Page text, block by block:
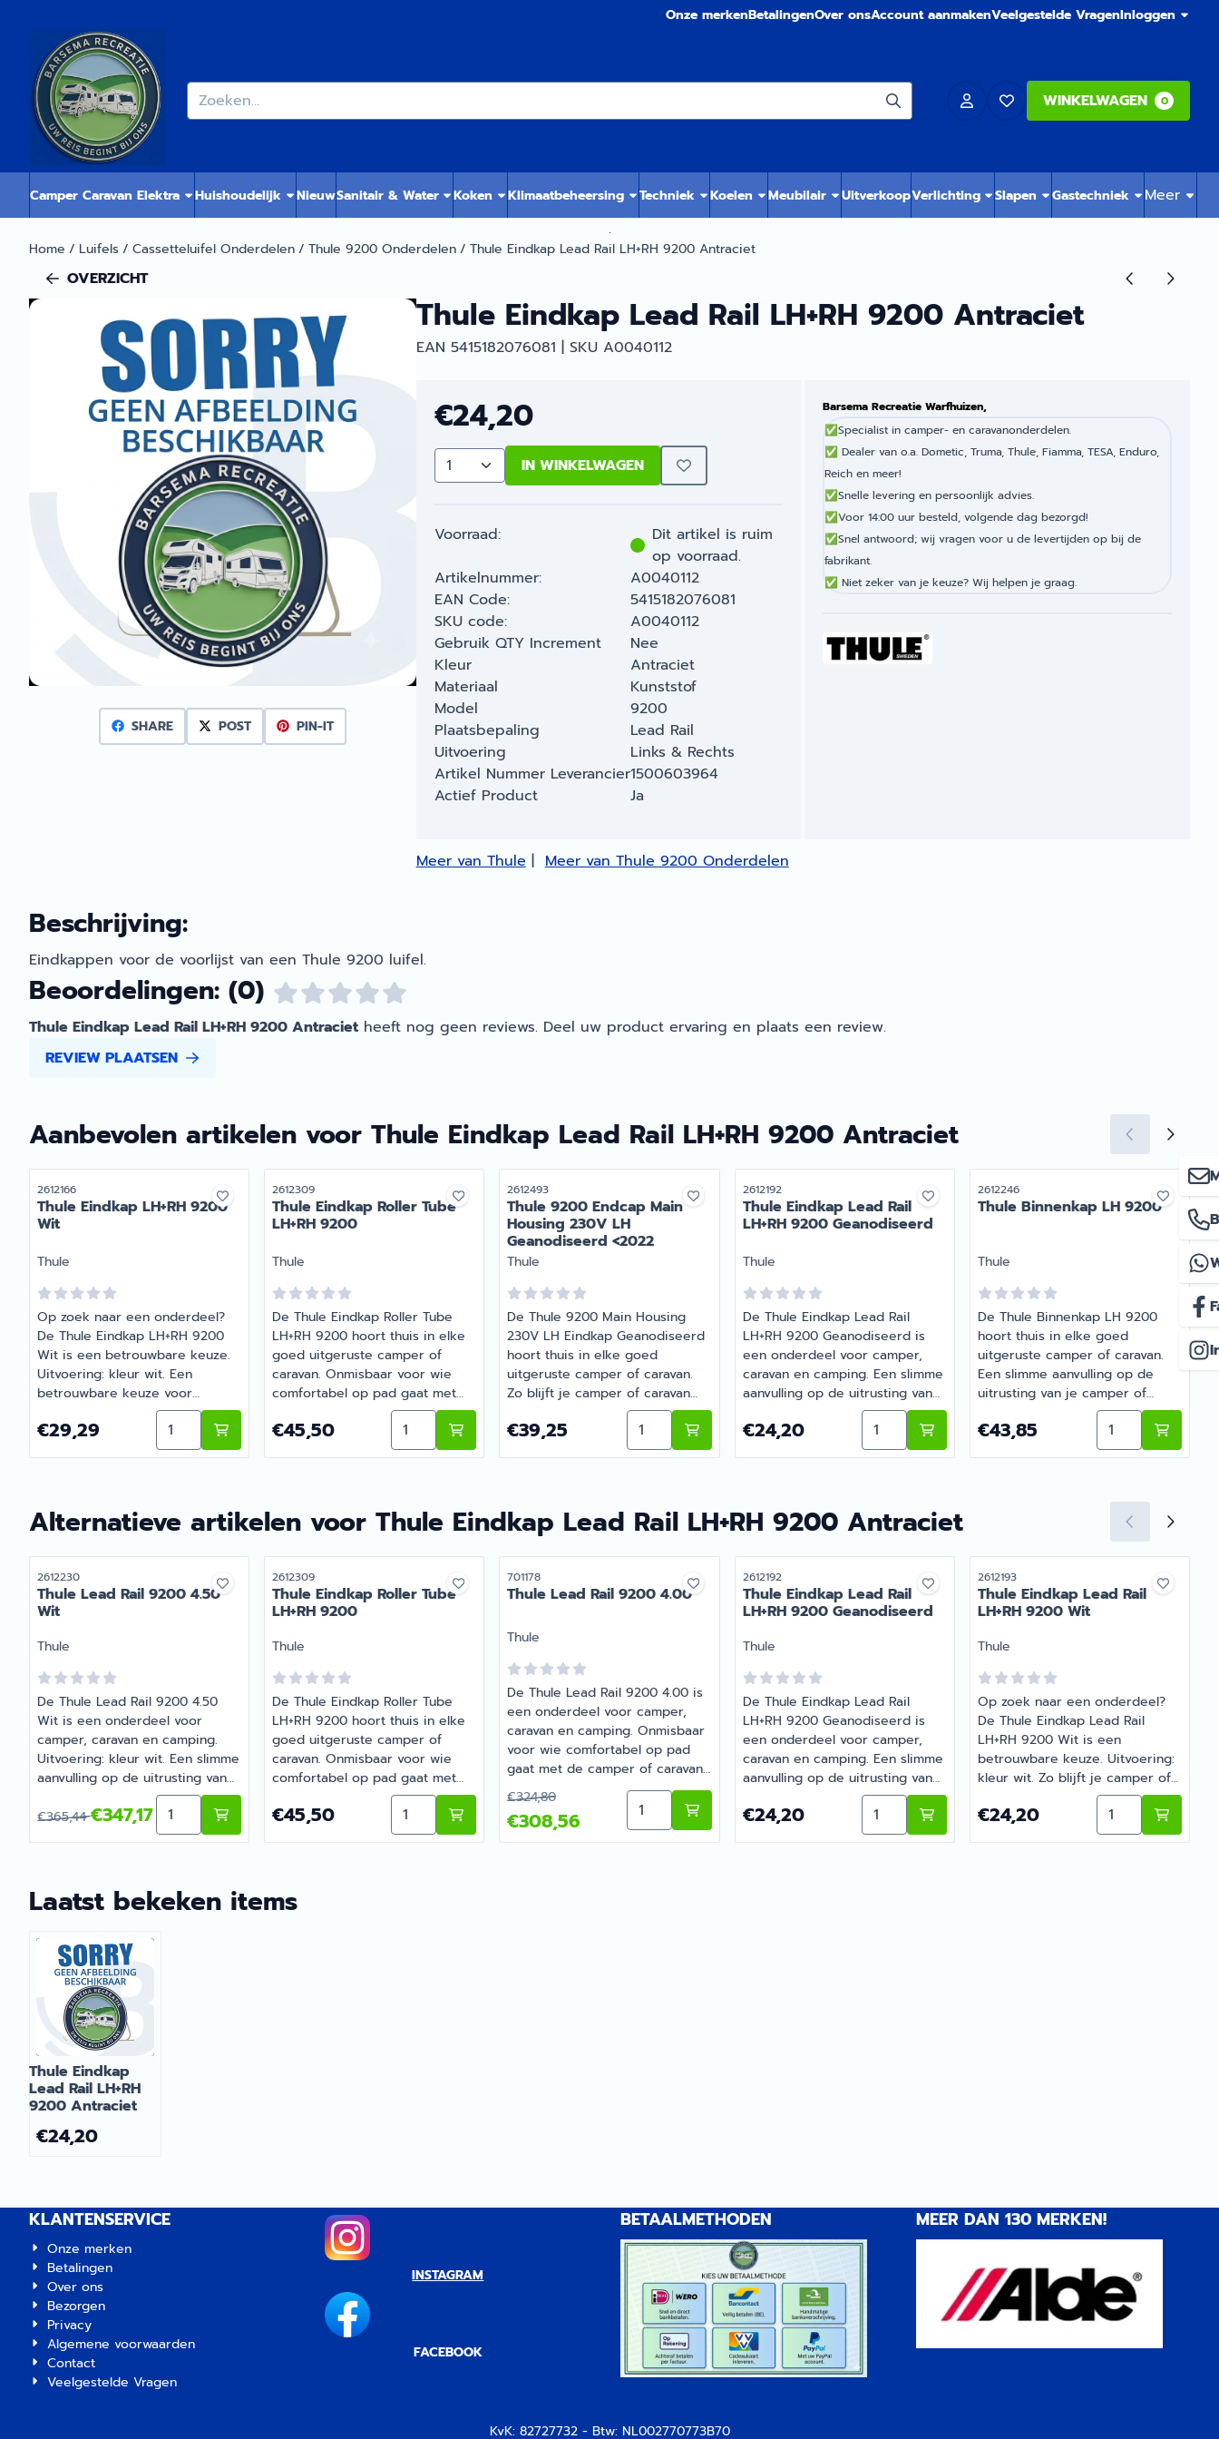
Onze merkenBetalingenOver onsAccount aanmakenVeelgestelde VragenInloggen
Zoeken WINKELWAGEN 0
Camper Caravan Elektra Huishoudelijk NieuwSanitair & Water Koken Klimaatbeheersing Techniek Koelen Meubilair UitverkoopVerlichting Slapen Gastechniek
Meer
.
Home / Luifels/ Cassetteluifel Onderdelen/ Thule 9200 Onderdelen/ Thule Eindkap Lead Rail LH+RH 9200 Antraciet
OVERZICHT
SHARE POST PIN-IT
Thule Eindkap Lead Rail LH+RH 9200 Antraciet
EAN 5415182076081 | SKU A0040112
€24,20
Aantal IN WINKELWAGEN
Voorraad:
Dit artikel is ruim
op voorraad.
Artikelnummer:
A0040112
EAN Code:
5415182076081
SKU code:
A0040112
Gebruik QTY Increment
Nee
Kleur
Antraciet
Materiaal
Kunststof
Model
9200
Plaatsbepaling
Lead Rail
Uitvoering
Links & Rechts
Artikel Nummer Leverancier1500603964
Actief Product
Ja
Barsema Recreatie Warfhuizen,
✅Specialist in camper- en caravanonderdelen.
✅Dealer van o.a. Dometic, Truma, Thule, Fiamma, TESA, Enduro,
Reich en meer!
✅Snelle levering en persoonlijk advies.
✅Voor 14:00 uur besteld, volgende dag bezorgd!
✅Snel antwoord; wij vragen voor u de levertijden op bij de
fabrikant.
✅Niet zeker van je keuze? Wij helpen je graag.
Meer van Thule|Meer van Thule 9200 Onderdelen
Beschrijving:
Eindkappen voor de voorlijst van een Thule 9200 luifel.
Beoordelingen: (0)
Thule Eindkap Lead Rail LH+RH 9200 Antraciet heeft nog geen reviews. Deel uw product ervaring en plaats een review.
REVIEW PLAATSEN
Aanbevolen artikelen voor Thule Eindkap Lead Rail LH+RH 9200 Antraciet
Artikelnummer
2612166
Thule Eindkap LH+RH 9200
Wit
Merk:
Thule
Op zoek naar een onderdeel?
De Thule Eindkap LH+RH 9200
Wit is een betrouwbare keuze.
Uitvoering: kleur wit. Een
betrouwbare keuze voor
onderweg en op de camping.
Bestel dit onderdeel eenvoudig
online bij Barsema Recreatie,
Prijs: 29,29
€29,29 Aantal kiezen voor Thule Eindkap LH+RH 9200 Wit
Artikelnummer
2612309
Thule Eindkap Roller Tube
LH+RH 9200
Merk:
Thule
De Thule Eindkap Roller Tube
LH+RH 9200 hoort thuis in elke
goed uitgeruste camper of
caravan. Onmisbaar voor wie
comfortabel op pad gaat met
de camper of caravan. Heb je
vragen over de juiste keuze?
Barsema Recreatie denkt graag
Prijs: 45,50
€45,50 Aantal kiezen voor Thule Eindkap Roller Tube LH+RH 9200
Artikelnummer
2612493
Thule 9200 Endcap Main
Housing 230V LH
Geanodiseerd <2022
Merk:
Thule
De Thule 9200 Main Housing
230V LH Eindkap Geanodiseerd
hoort thuis in elke goed
uitgeruste camper of caravan.
Zo blijft je camper of caravan
goed onderhouden en
compleet. Heb je vragen over
de juiste keuze? Barsema
Prijs: 39,25
€39,25 Aantal kiezen voor Thule 9200 Endcap Main Housing 230V LH Geanodiseerd
Artikelnummer
2612192
Thule Eindkap Lead Rail
LH+RH 9200 Geanodiseerd
Merk:
Thule
De Thule Eindkap Lead Rail
LH+RH 9200 Geanodiseerd is
een onderdeel voor camper,
caravan en camping. Een slimme
aanvulling op de uitrusting van
je camper of caravan. Bij
Barsema Recreatie, specialist in
camper- en caravanonderdelen,
Prijs: 24,20
€24,20 Aantal kiezen voor Thule Eindkap Lead Rail
Artikelnummer
2612246
Thule Binnenkap LH 9200
Merk:
Thule
De Thule Binnenkap LH 9200
hoort thuis in elke goed
uitgeruste camper of caravan.
Een slimme aanvulling op de
uitrusting van je camper of
caravan. Heb je vragen over de
juiste keuze? Barsema Recreatie
denkt graag met je mee.
Prijs: 43,85
€43,85 Aantal kiezen
Alternatieve artikelen voor Thule Eindkap Lead Rail LH+RH 9200 Antraciet
Artikelnummer
2612230
Thule Lead Rail 9200 4.50
Wit
Merk:
Thule
De Thule Lead Rail 9200 4.50
Wit is een onderdeel voor
camper, caravan en camping.
Uitvoering: kleur wit. Een slimme
aanvulling op de uitrusting van
je camper of caravan. Bij
Barsema Recreatie, specialist in
camper- en caravanonderdelen,
Van 365,44 voor 347,17
€365,44€347,17Aantal kiezen voor Thule Lead Rail 9200 4.50 Wit
Artikelnummer
2612309
Thule Eindkap Roller Tube
LH+RH 9200
Merk:
Thule
De Thule Eindkap Roller Tube
LH+RH 9200 hoort thuis in elke
goed uitgeruste camper of
caravan. Onmisbaar voor wie
comfortabel op pad gaat met
de camper of caravan. Heb je
vragen over de juiste keuze?
Barsema Recreatie denkt graag
Prijs: 45,50
€45,50 Aantal kiezen voor Thule Eindkap Roller Tube LH+RH 9200
Artikelnummer
701178
Thule Lead Rail 9200 4.00
Merk:
Thule
De Thule Lead Rail 9200 4.00 is
een onderdeel voor camper,
caravan en camping. Onmisbaar
voor wie comfortabel op pad
gaat met de camper of caravan.
Bij Barsema Recreatie, specialist
in camper- en
caravanonderdelen, vind je het
juiste artikel met persoonlijk
Van 324,80 voor 308,56
€324,80
€308,56
Aantal kiezen voor Thule Lead Rail 9200 4.00
Artikelnummer
2612192
Thule Eindkap Lead Rail
LH+RH 9200 Geanodiseerd
Merk:
Thule
De Thule Eindkap Lead Rail
LH+RH 9200 Geanodiseerd is
een onderdeel voor camper,
caravan en camping. Een slimme
aanvulling op de uitrusting van
je camper of caravan. Bij
Barsema Recreatie, specialist in
camper- en caravanonderdelen,
Prijs: 24,20
€24,20 Aantal kiezen voor Thule Eindkap Lead Rail
Artikelnummer
2612193
Thule Eindkap Lead Rail
LH+RH 9200 Wit
Merk:
Thule
Op zoek naar een onderdeel?
De Thule Eindkap Lead Rail
LH+RH 9200 Wit is een
betrouwbare keuze. Uitvoering:
kleur wit. Zo blijft je camper of
caravan goed onderhouden en
compleet. Bestel dit onderdeel
eenvoudig online bij Barsema
Prijs: 24,20
€24,20 Aantal kiezen
Laatst bekeken items
Thule Eindkap
Lead Rail LH+RH
9200 Antraciet
€24,20
KLANTENSERVICE
Onze merken
Betalingen
Over ons
Bezorgen
Privacy
Algemene voorwaarden
Contact
Veelgestelde Vragen
INSTAGRAM
FACEBOOK
BETAALMETHODEN MEER DAN 130 MERKEN!
KvK: 82727732 - Btw: NL002770773B70